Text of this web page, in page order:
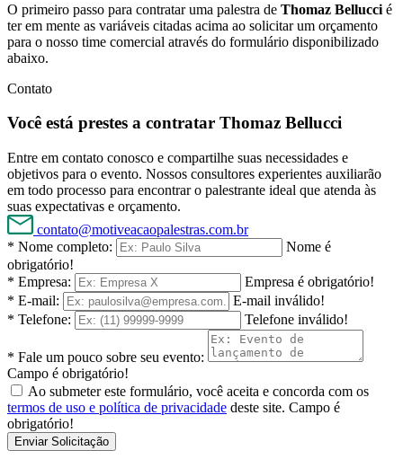
O primeiro passo para contratar uma palestra de Thomaz Bellucci é
ter em mente as variáveis citadas acima ao solicitar um orçamento
para o nosso time comercial através do formulário disponibilizado
abaixo.
Contato
Você está prestes a contratar Thomaz Bellucci
Entre em contato conosco e compartilhe suas necessidades e
objetivos para o evento. Nossos consultores experientes auxiliarão
em todo processo para encontrar o palestrante ideal que atenda às
suas expectativas e orçamento.
contato@motiveacaopalestras.com.br
* Nome completo:
Nome é
obrigatório!
* Empresa:
Empresa é obrigatório!
* E-mail:
E-mail inválido!
* Telefone:
Telefone inválido!
* Fale um pouco sobre seu evento:
Campo é obrigatório!
Ao submeter este formulário, você aceita e concorda com os
termos de uso e política de privacidade deste site. Campo é
obrigatório!
Enviar Solicitação